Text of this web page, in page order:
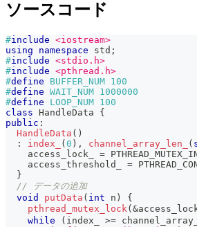
ソースコード
#include <iostream>
using
namespace std ;
#include <stdio.h>
#include <pthread.h>
#define BUFFER_NUM 100
#define WAIT_NUM 1000000
#define LOOP_NUM 100
class HandleData
{
public :
HandleData ( )
:
index_ ( 0 ) , channel_array_len_ (
    access_lock_
=
    access_threshold_
=
}
// データの追加
void
putData ( int n )
{
pthread_mutex_lock ( &
while
( index_ >=